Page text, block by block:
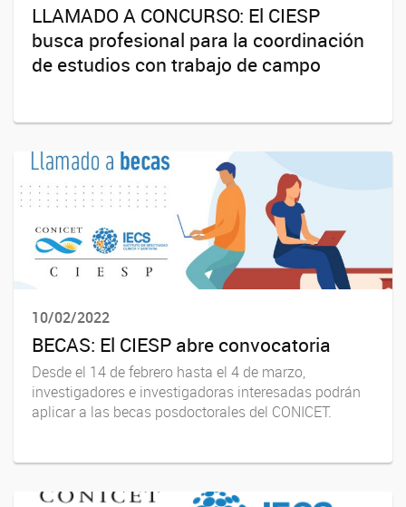
LLAMADO A CONCURSO: El CIESP
busca profesional para la coordinación
de estudios con trabajo de campo
10/02/2022
BECAS: El CIESP abre convocatoria
Desde el 14 de febrero hasta el 4 de marzo,
investigadores e investigadoras interesadas podrán
aplicar a las becas posdoctorales del CONICET.